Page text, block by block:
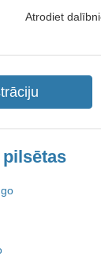
Atrodiet